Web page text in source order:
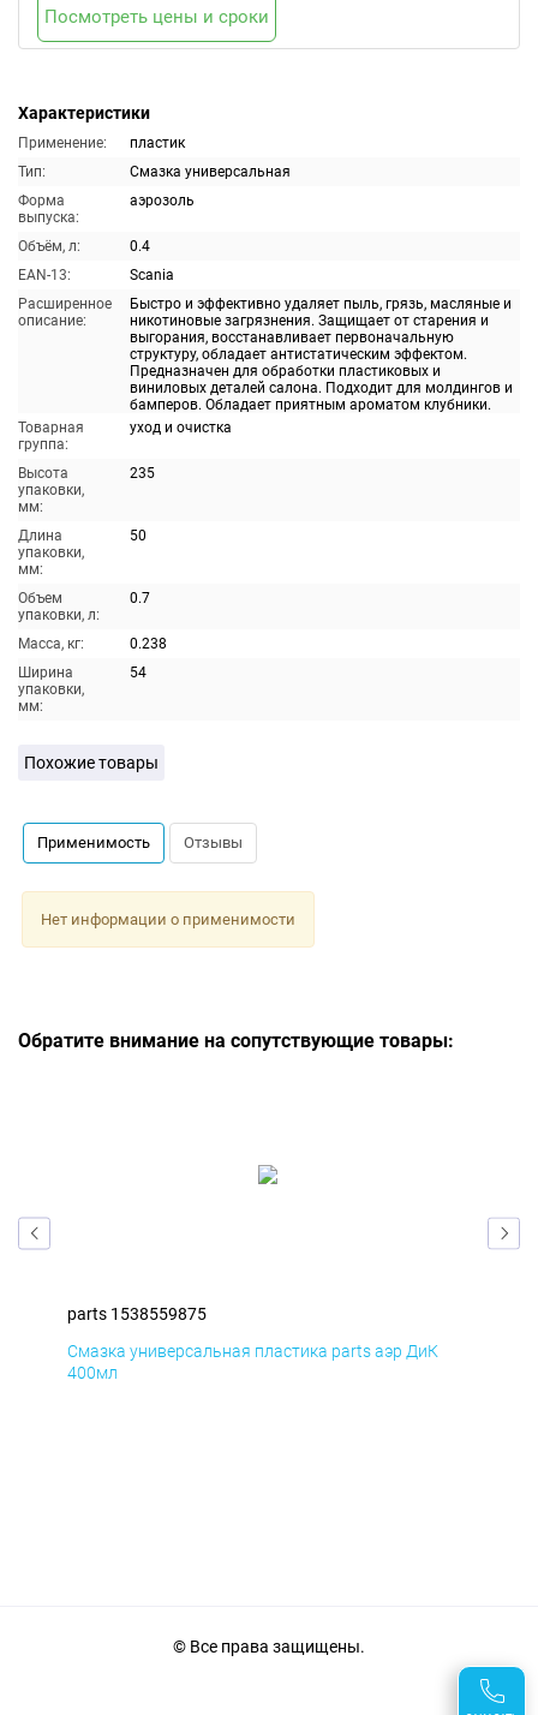
Характеристики
Применение:
пластик
Тип:
Смазка универсальная
Форма
выпуска:
аэрозоль
Объём, л:
0.4
EAN-13:
Scania
Расширенное
описание:
Быстро и эффективно удаляет пыль, грязь, масляные и
никотиновые загрязнения. Защищает от старения и
выгорания, восстанавливает первоначальную
структуру, обладает антистатическим эффектом.
Предназначен для обработки пластиковых и
виниловых деталей салона. Подходит для молдингов и
бамперов. Обладает приятным ароматом клубники.
Товарная
группа:
уход и очистка
Высота
упаковки,
мм:
235
Длина
упаковки,
мм:
50
Объем
упаковки, л:
0.7
Масса, кг:
0.238
Ширина
упаковки,
мм:
54
Посмотреть цены и сроки
Похожие товары
Применимость Отзывы
Нет информации о применимости
Обратите внимание на сопутствующие товары:
parts 1538559875
Смазка универсальная пластика parts аэр ДиК
400мл
© Все права защищены.